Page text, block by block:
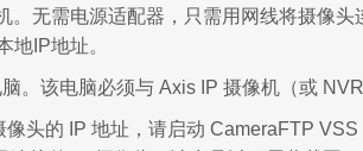
无需电源适配器，只需用网线将摄像
地IP地址。
。该电脑必须与 Axis IP 摄像机（或
头的 IP 地址，请启动 CameraFTP VSS